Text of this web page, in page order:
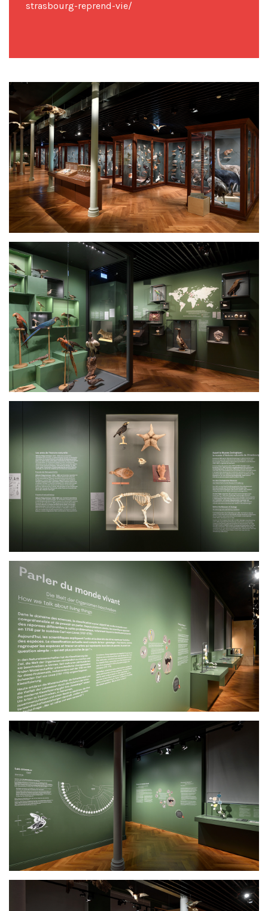
strasbourg-reprend-vie/